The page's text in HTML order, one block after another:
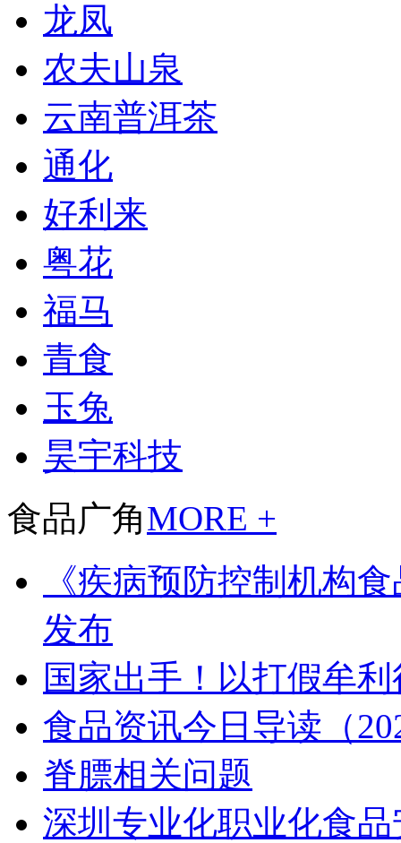
龙凤
农夫山泉
云南普洱茶
通化
好利来
粤花
福马
青食
玉兔
昊宇科技
食品广角MORE +
《疾病预防控制机构
发布
国家出手！以打假牟
食品资讯今日导读（
脊膘相关问题
深圳专业化职业化食